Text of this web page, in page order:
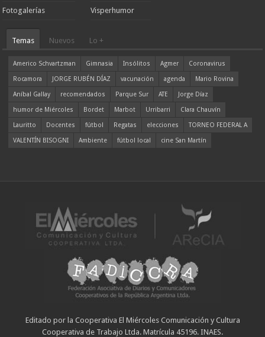
Fotogalerías Visperhumor
Temas Nuevos Lo +
Americo Schvartzman Gimnasia Insólitos Agmer
Coronavirus
Rocamora
JORGE RUBÉN DÍAZ vacunación agenda
Mario Rovina
Aníbal Gallay
recomendados Parque Sur ATE
Jorge Díaz
humor de Miércoles
Bordet Marbot Urribarri
Clara Chauvín
Lauritto
Docentes fútbol Regatas elecciones
TORNEO FEDERAL A
VALENTÍN BISOGNI
Ambiente fútbol local cine San Martín
Editado por la Cooperativa El Miércoles Comunicación y Cultura
Cooperativa de Trabajo Ltda. Matrícula 45196. INAES.